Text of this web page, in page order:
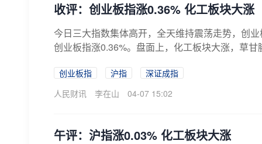
收评：创业板指涨0.36% 化工板块大涨
今日三大指数集体高开，全天维持震荡走势，创
创业板指涨0.36%。盘面上，化工板块大涨，草
创业板指 沪指
深证成指
人民财讯
李在山 04-07 15:02
午评：沪指涨0.03% 化工板块大涨